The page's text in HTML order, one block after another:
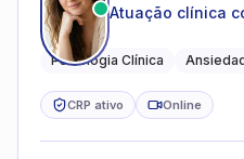
Atuação clínica
Psicologia Clínica
CRP ativo Online